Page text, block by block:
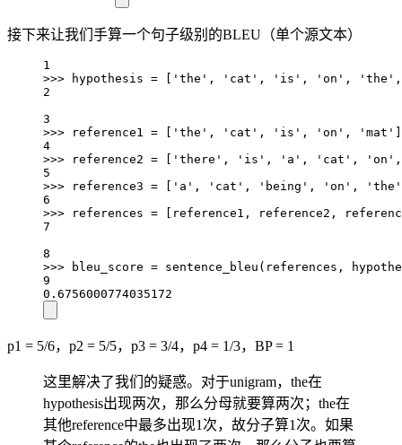
接下来让我们手算一个句子级别的BLEU（单个源文本）
1
>>> hypothesis = 'the' , 'cat' , 'is' , 'on' , 'the'
2
3
>>> reference1 = 'the' , 'cat' , 'is' , 'on' , 'mat'
4
>>> reference2 = 'there' , 'is' , 'a' , 'cat' , 'on'
5
>>> reference3 = 'a' , 'cat' , 'being' , 'on' ,
'the'
6
>>> references = [reference1, reference2,
7
8
>>> bleu_score = sentence_bleu(references,
9
0.6756000774035172
p1 = 5/6，p2 = 5/5，p3 = 3/4，p4 = 1/3，BP = 1
这里解决了我们的疑惑。对于unigram，the在
hypothesis出现两次，那么分母就要算两次；the在
其他reference中最多出现1次，故分子算1次。如果